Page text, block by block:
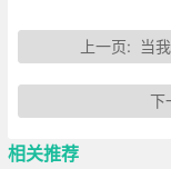
上一页: 当
下
相关推荐